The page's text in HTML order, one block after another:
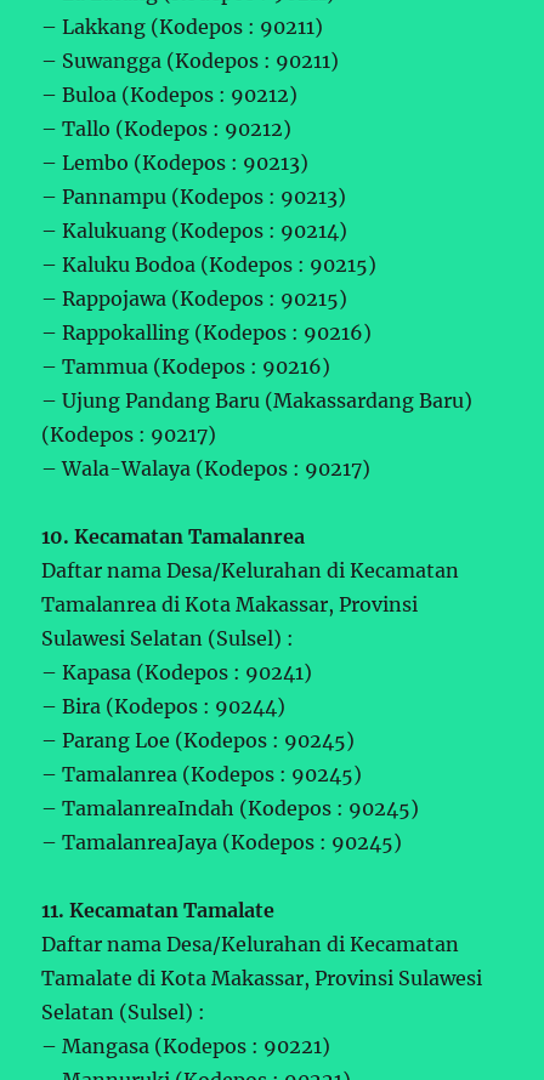
– Lakkang (Kodepos : 90211)
– Suwangga (Kodepos : 90211)
– Buloa (Kodepos : 90212)
– Tallo (Kodepos : 90212)
– Lembo (Kodepos : 90213)
– Pannampu (Kodepos : 90213)
– Kalukuang (Kodepos : 90214)
– Kaluku Bodoa (Kodepos : 90215)
– Rappojawa (Kodepos : 90215)
– Rappokalling (Kodepos : 90216)
– Tammua (Kodepos : 90216)
– Ujung Pandang Baru (Makassardang Baru)
(Kodepos : 90217)
– Wala-Walaya (Kodepos : 90217)
10. Kecamatan Tamalanrea
Daftar nama Desa/Kelurahan di Kecamatan
Tamalanrea di Kota Makassar, Provinsi
Sulawesi Selatan (Sulsel) :
– Kapasa (Kodepos : 90241)
– Bira (Kodepos : 90244)
– Parang Loe (Kodepos : 90245)
– Tamalanrea (Kodepos : 90245)
– TamalanreaIndah (Kodepos : 90245)
– TamalanreaJaya (Kodepos : 90245)
11. Kecamatan Tamalate
Daftar nama Desa/Kelurahan di Kecamatan
Tamalate di Kota Makassar, Provinsi Sulawesi
Selatan (Sulsel) :
– Mangasa (Kodepos : 90221)